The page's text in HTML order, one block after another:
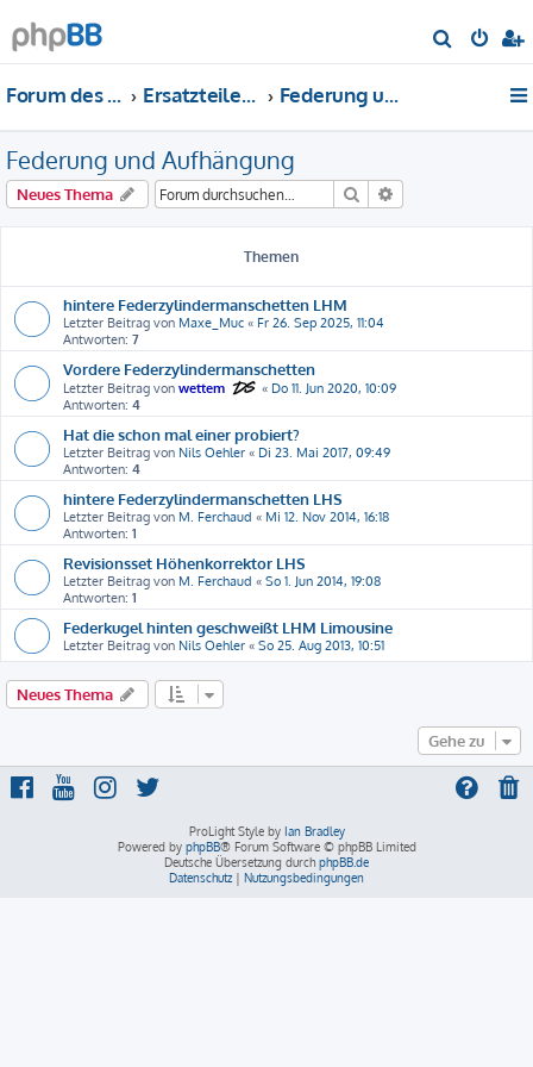
u
Forum des DS-Club Deutschland e.V. Ersatzteile-Bewertung Federung und Aufhängung
Federung und Aufhängung
Neues Thema Suche
Themen
hintere Federzylindermanschetten LHM
Letzter Beitrag von Maxe_Muc « Fr 26. Sep 2025, 11:04
Antworten: 7
Vordere Federzylindermanschetten
Letzter Beitrag von wettem « Do 11. Jun 2020, 10:09
Antworten: 4
Hat die schon mal einer probiert?
Letzter Beitrag von Nils Oehler « Di 23. Mai 2017, 09:49
Antworten: 4
hintere Federzylindermanschetten LHS
Letzter Beitrag von M. Ferchaud « Mi 12. Nov 2014, 16:18
Antworten: 1
Revisionsset Höhenkorrektor LHS
Letzter Beitrag von M. Ferchaud « So 1. Jun 2014, 19:08
Antworten: 1
Federkugel hinten geschweißt LHM Limousine
Letzter Beitrag von Nils Oehler « So 25. Aug 2013, 10:51
Neues Thema
Gehe zu
ProLight Style by Ian Bradley
Powered by phpBB® Forum Software © phpBB Limited
Deutsche Übersetzung durch phpBB.de
Datenschutz | Nutzungsbedingungen